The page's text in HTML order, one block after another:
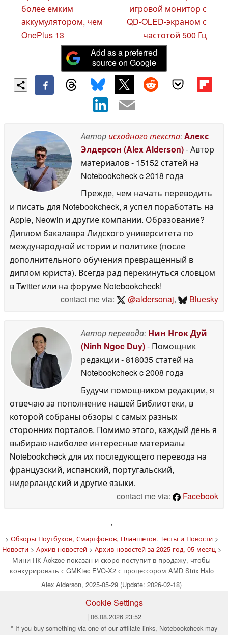
более емким
аккумулятором, чем
OnePlus 13
игровой монитор с
QD-OLED-экраном с
частотой 500 Гц
Add as a preferred
source on Google
Авторисходного текста:Алекс
Элдерсон (Alex Alderson)- Автор
материалов- 15152 статей на
Notebookcheckc 2018 года
Прежде, чем начать переводить
и писать для Notebookcheck, я успел поработать на
Apple, Neowin и другие компании. Образование?
Диплом бакалавра Лидского университета по
международной истории и политике (после
дополнительного обучения превращённый в
диплом юриста). Всегда рад перекинуться словцом
в Twitter или на форуме Notebookcheck!
contact me via:
@aldersonaj, Bluesky
Автор перевода: Нин Нгок Дуй
(Ninh Ngoc Duy)- Помощник
редакции - 818035 статей на
Notebookcheckc 2008 года
Будучи помощником редакции, я
отвечаю за пополнение нашей Библиотеки, в
которой собраны обзоры с самых разных
сторонних порталов. Помимо этого, каждый день я
выбираю наиболее интересные материалы
Notebookcheck для их последующего перевода на
французский, испанский, португальский,
нидерландский и другие языки.
contact me via:
Facebook
'
> Обзоры Ноутбуков, Смартфонов, Планшетов. Тесты и Новости>
Новости> Архив новостей> Архив новостей за 2025 год, 05 месяц>
Мини-ПК Aokzoe показан и скоро поступит в продажу, чтобы
конкурировать с GMKtec EVO-X2 с процессором AMD Strix Halo
Alex Alderson, 2025-05-29 (Update: 2026-02-18)
Cookie Settings
| 06.08.2026 23:52
* If you buy something via one of our affiliate links, Notebookcheck may